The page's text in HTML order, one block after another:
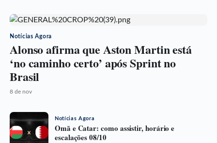
Notícias Agora
Alonso afirma que Aston Martin está
‘no caminho certo’ após Sprint no
Brasil
8 de nov
Notícias Agora
Omã e Catar: como assistir, horário e
escalações 08/10